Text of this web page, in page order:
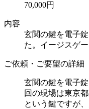
70,000円
内容
玄関の鍵を電子
た。イージスゲ
ご依頼・ご要望の詳細
玄関の鍵を電子
回の現場は東京
という鍵ですが